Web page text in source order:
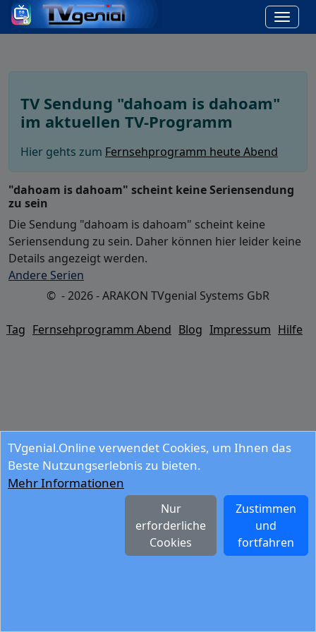
TVgenial.Online verwendet Cookies, um Ihnen das
Beste Nutzungserlebnis zu bieten.
Mehr Informationen
Zustimmen
und
fortfahren
Nur
erforderliche
Cookies
TV Sendung "dahoam is dahoam"
im aktuellen TV-Programm
Hier gehts zum Fernsehprogramm heute Abend
"dahoam is dahoam" scheint keine Seriensendung
zu sein
Die Sendung "dahoam is dahoam" scheint keine
Seriensendung zu sein. Daher können hier leider keine
Details angezeigt werden.
Andere Serien
© - 2026 - ARAKON TVgenial Systems GbR
Tag Fernsehprogramm Abend Blog Impressum Hilfe